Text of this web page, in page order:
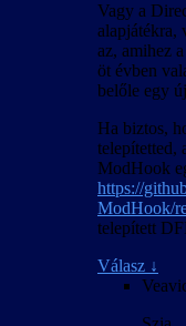
Vagy a
alapjátékra,
az, amihez
öt évben
belőle egy
Ha biztos,
telepítetted,
ModHook
https://
ModHook/
telepített
Válasz ↓